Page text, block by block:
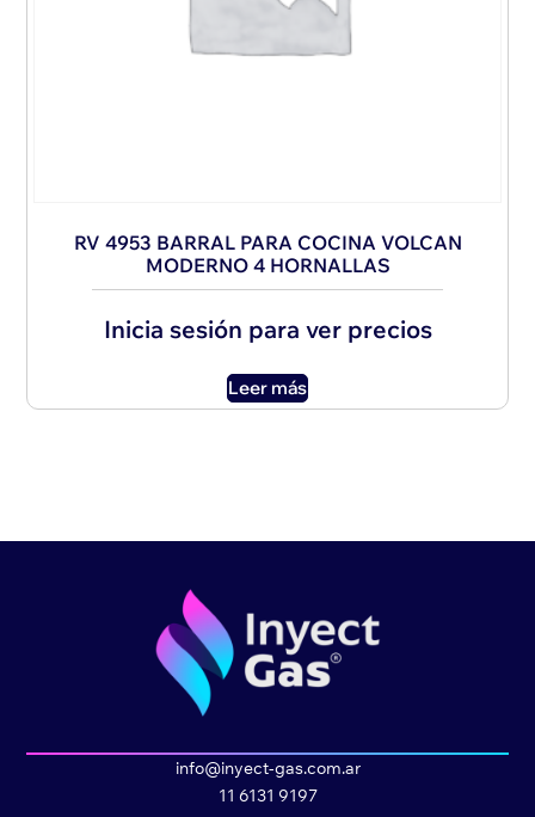
RV 4953 BARRAL PARA COCINA VOLCAN
MODERNO 4 HORNALLAS
Inicia sesión para ver precios
Leer más
info@inyect-gas.com.ar
11 6131 9197